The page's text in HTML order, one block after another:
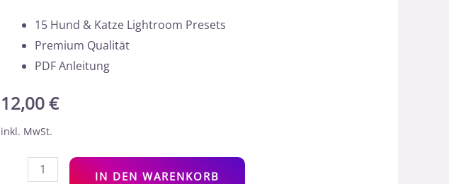
15 Hund & Katze Lightroom Presets
Premium Qualität
PDF Anleitung
12,00€
inkl. MwSt.
IN DEN WARENKORB